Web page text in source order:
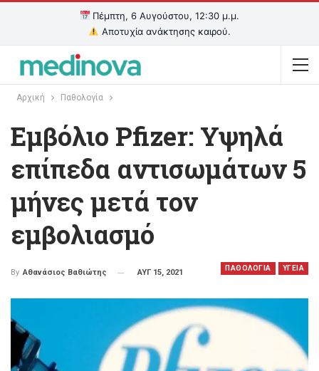
Πέμπτη, 6 Αυγούστου, 12:30 μ.μ.
Αποτυχία ανάκτησης καιρού.
Αρχική Παθολογία
Εμβόλιο Pfizer: Υψηλά
επίπεδα αντισωμάτων 5
μήνες μετά τον
εμβολιασμό
ΠΑΘΟΛΟΓΙΑ ΥΓΕΙΑ
By Αθανάσιος Βαθιώτης ΑΥΓ 15, 2021